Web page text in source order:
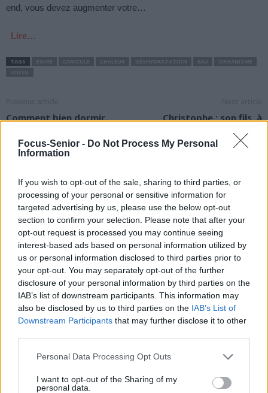
Focus-Senior - Do Not Process My Personal
Information
If you wish to opt-out of the sale, sharing to third parties, or
processing of your personal or sensitive information for
targeted advertising by us, please use the below opt-out
section to confirm your selection. Please note that after your
opt-out request is processed you may continue seeing
interest-based ads based on personal information utilized by
us or personal information disclosed to third parties prior to
your opt-out. You may separately opt-out of the further
disclosure of your personal information by third parties on the
IAB’s list of downstream participants. This information may
also be disclosed by us to third parties on the IAB’s List of
Downstream Participants that may further disclose it to other
Personal Data Processing Opt Outs
I want to opt-out of the Sharing of my
personal data.
end, vous devez augmenter votre…
Lire…
TAGS
Comment bien dormir
Christophe : son fils, à
nouveau hospitalisé, ne
peut plus « bouger »
news
RELATED ARTICLES MORE FROM AUTHOR
Sieste après 65 ans : la
cerveau ou le mettre en
Ménopause et
secret inattendu des
sous-vêtements à
Ménopause précoce : le
d’hypertension à ne pas